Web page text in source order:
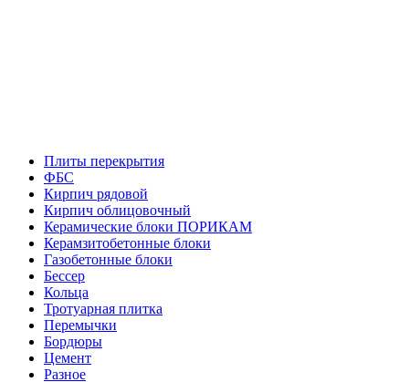
Плиты перекрытия
ФБС
Кирпич рядовой
Кирпич облицовочный
Керамические блоки ПОРИКАМ
Керамзитобетонные блоки
Газобетонные блоки
Бессер
Кольца
Тротуарная плитка
Перемычки
Бордюры
Цемент
Разное